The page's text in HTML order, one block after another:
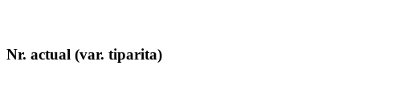
Nr. actual (var. tiparita)